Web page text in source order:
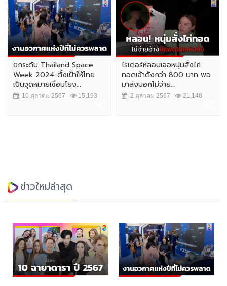
ยกระดับ Thailand Space
Week 2024 ตั้งเป้าให้ไทย
เป็นจุดหมายเชื่อมโยง...
10 ตุลาคม 2567 15,193
ไรเดอร์หลอนเจอหนุ่มสั่งไก่
ทอดเจ้าดังกว่า 800 บาท พอ
มาส่งบอกไม่จ่าย...
2 ตุลาคม 2567 21,148
ข่าวใหม่ล่าสุด